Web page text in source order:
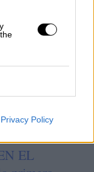
Privacy Policy
EL